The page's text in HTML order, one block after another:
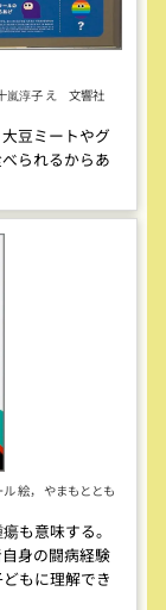
十嵐淳子 え 文響社
豆ミートやグ
られるからあ
絵， やまもととも
も意味する。
身の闘病経験
もに理解でき